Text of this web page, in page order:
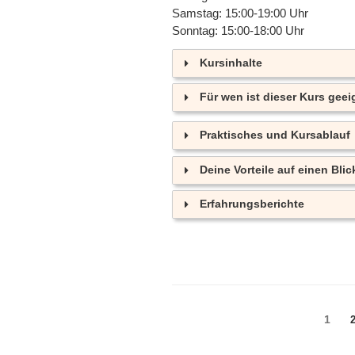
Samstag: 15:00-19:00 Uhr
Sonntag: 15:00-18:00 Uhr
Kursinhalte
Für wen ist dieser Kurs
Praktisches und Kursablauf
Deine Vorteile auf einen
Erfahrungsberichte
Seitennummerierung
Seite
1 2